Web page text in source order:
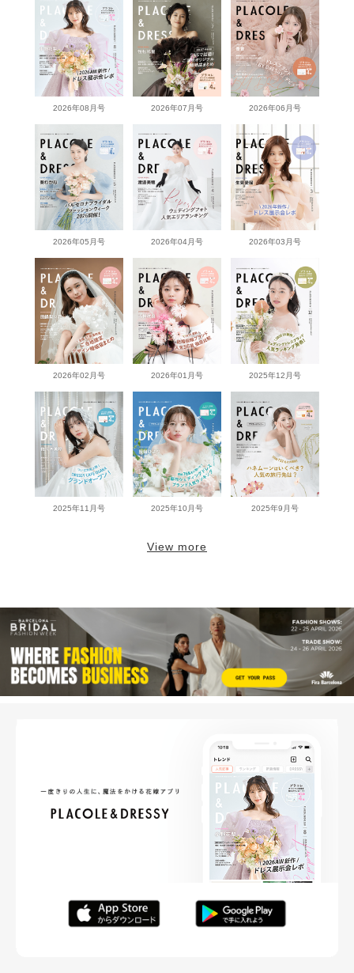
2026年08月号 2026年07月号 2026年06月号
2026年05月号 2026年04月号 2026年03月号
2026年02月号 2026年01月号 2025年12月号
2025年11月号 2025年10月号 2025年9月号
View more